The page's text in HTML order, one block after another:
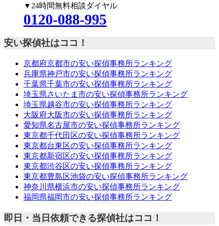
▼24時間無料相談ダイヤル
0120-088-995
安い探偵社はココ！
京都府京都市の安い探偵事務所ランキング
兵庫県神戸市の安い探偵事務所ランキング
千葉県千葉市の安い探偵事務所ランキング
埼玉県さいたま市の安い探偵事務所ランキング
埼玉県越谷市の安い探偵事務所ランキング
大阪府大阪市の安い探偵事務所ランキング
愛知県名古屋市の安い探偵事務所ランキング
東京都千代田区の安い探偵事務所ランキング
東京都台東区の安い探偵事務所ランキング
東京都新宿区の安い探偵事務所ランキング
東京都渋谷区の安い探偵事務所ランキング
東京都豊島区池袋の安い探偵事務所ランキング
神奈川県横浜市の安い探偵事務所ランキング
福岡県福岡市の安い探偵事務所ランキング
即日・当日依頼できる探偵社はココ！